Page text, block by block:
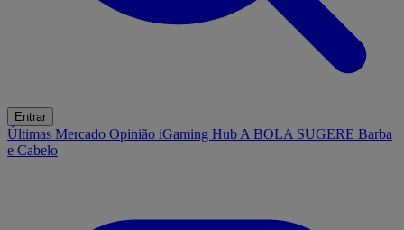
Entrar
Últimas Mercado Opinião iGaming Hub A BOLA SUGERE Barba
e Cabelo